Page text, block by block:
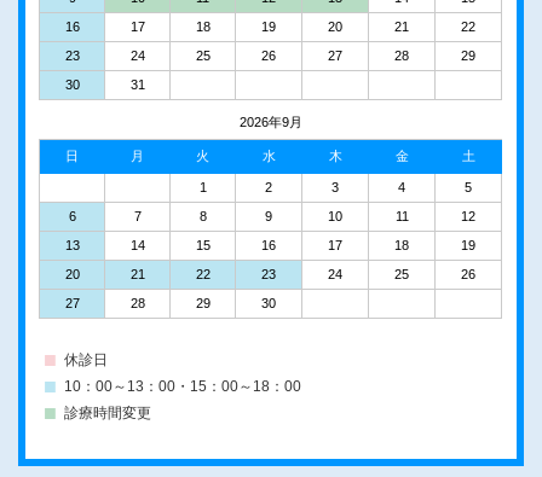
16
17 18 19 20 21
22
23
24 25 26 27 28
29
30
31
2026年9月
日 月 火 水 木 金 土
1 2 3 4
5
6
7 8 9 10 11
12
13
14 15 16 17 18
19
20
21 22 23 24 25
26
27
28 29 30
休診日
10：00～13：00・15：00～18：00
診療時間変更